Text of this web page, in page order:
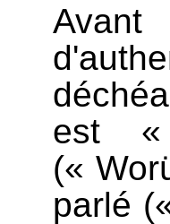
est
(«
parlé